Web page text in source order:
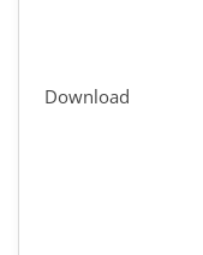
Download